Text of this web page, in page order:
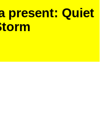
present: Quiet